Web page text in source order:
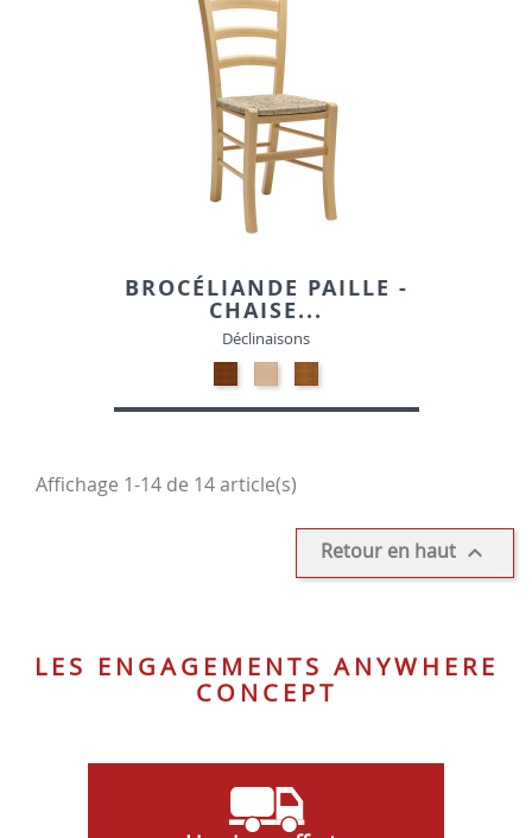
BROCÉLIANDE PAILLE -
CHAISE...
Déclinaisons
hêtre
teinté
hêtre
naturel
hêtre
teinté
Affichage 1-14 de 14 article(s)
Retour en haut 
LES ENGAGEMENTS ANYWHERE
CONCEPT